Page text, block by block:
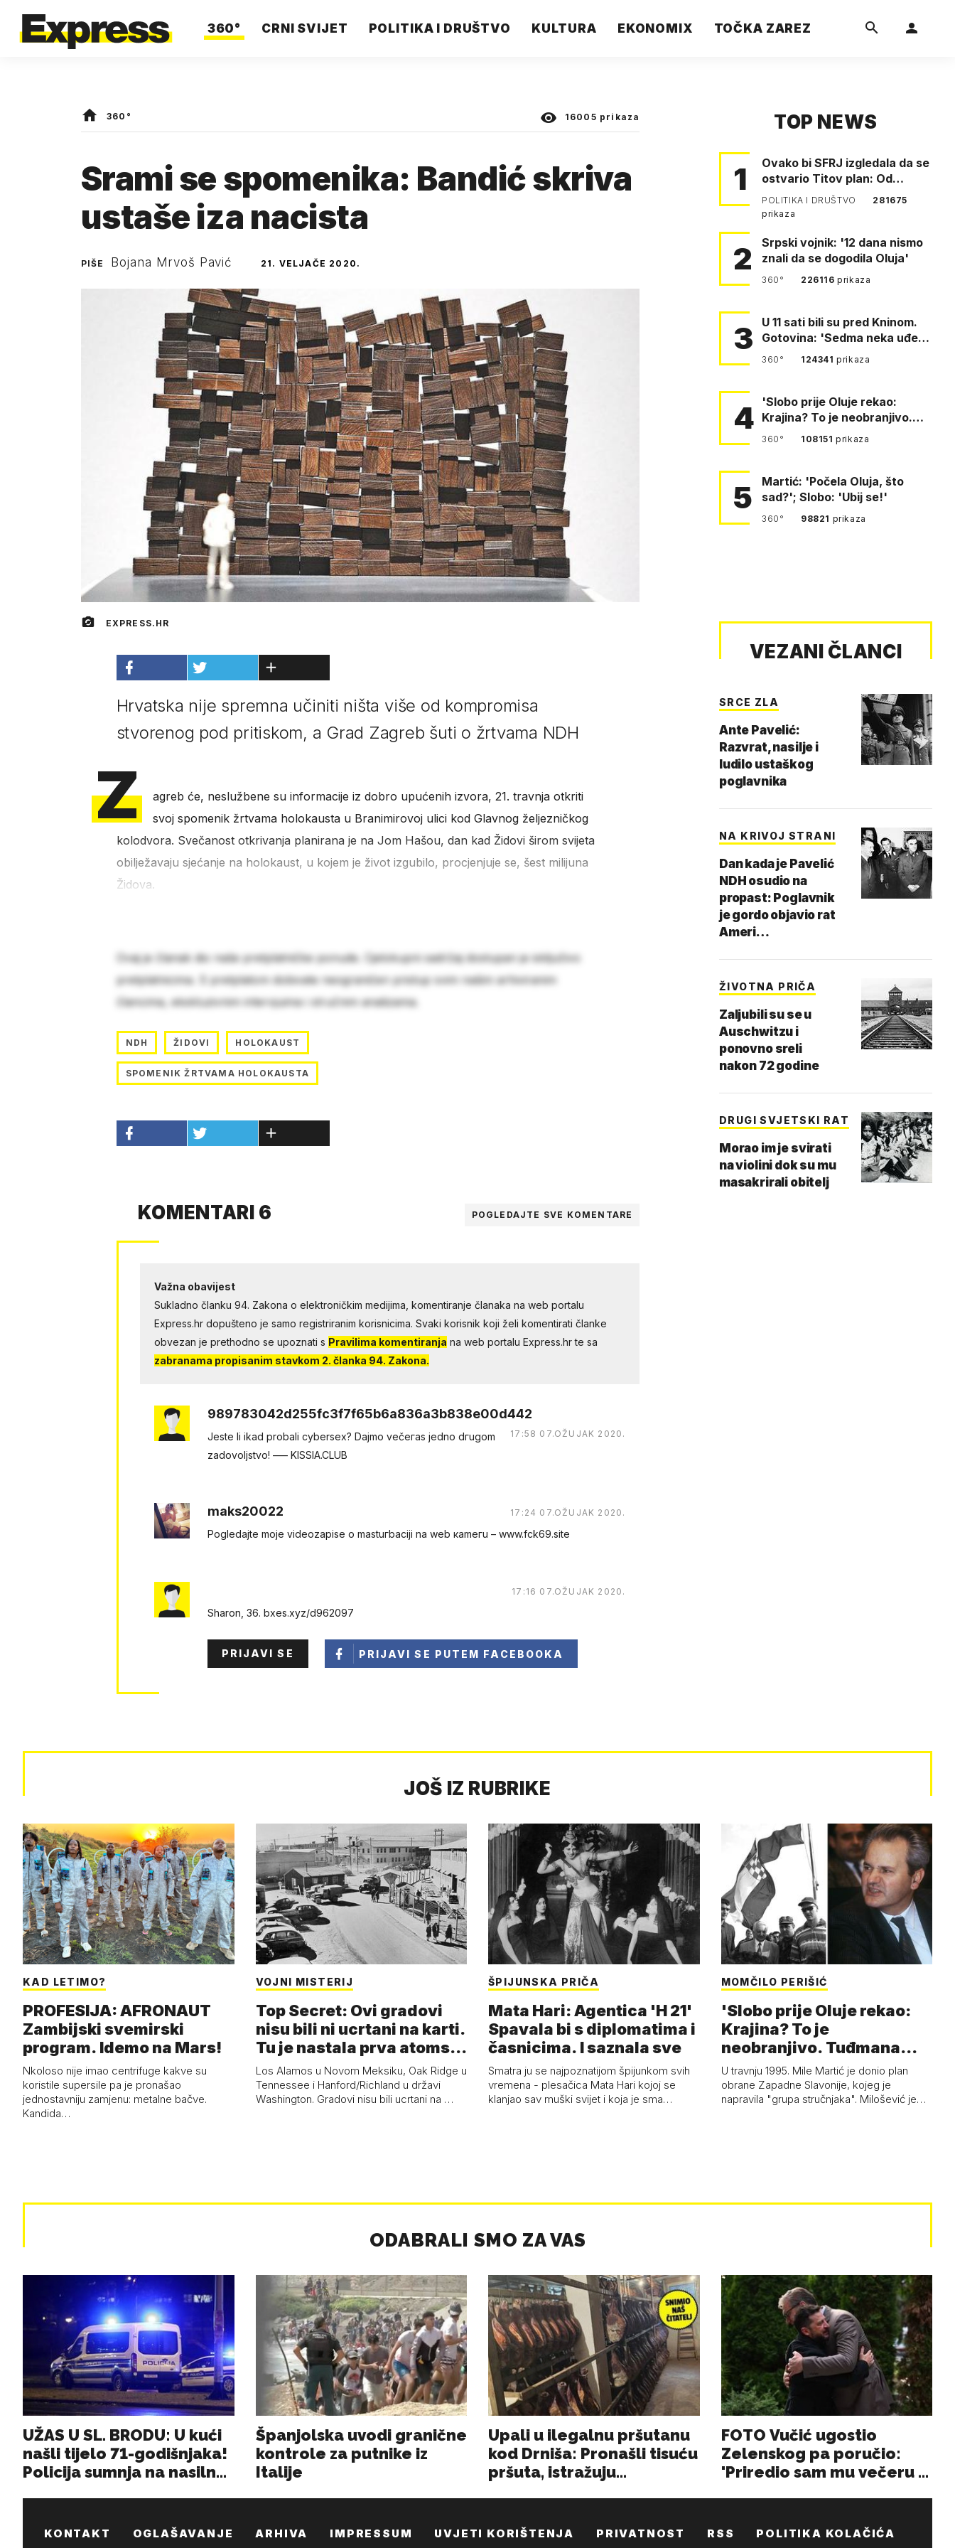
360° CRNI SVIJET POLITIKA I DRUŠTVO KULTURA EKONOMIX TOČKA ZAREZ
360° 16005 prikaza
Srami se spomenika: Bandić skriva
ustaše iza nacista
PIŠE Bojana Mrvoš Pavić 21. VELJAČE 2020.
EXPRESS.HR
Hrvatska nije spremna učiniti ništa više od kompromisa
stvorenog pod pritiskom, a Grad Zagreb šuti o žrtvama NDH
Z
agreb će, neslužbene su informacije iz dobro upućenih izvora, 21. travnja otkriti
svoj spomenik žrtvama holokausta u Branimirovoj ulici kod Glavnog željezničkog
kolodvora. Svečanost otkrivanja planirana je na Jom Hašou, dan kad Židovi širom svijeta
obilježavaju sjećanje na holokaust, u kojem je život izgubilo, procjenjuje se, šest milijuna
Židova.
Ovaj je članak dio naše pretplatničke ponude. Cjelokupni sadržaj dostupan je isključivo
pretplatnicima. S pretplatom dobivate neograničen pristup svim našim arhiviranim
člancima, ekskluzivnim intervjuima i stručnim analizama.
NDH ŽIDOVI HOLOKAUST
SPOMENIK ŽRTVAMA HOLOKAUSTA
KOMENTARI 6 POGLEDAJTE SVE KOMENTARE
Važna obavijest
Sukladno članku 94. Zakona o elektroničkim medijima, komentiranje članaka na web portalu
Express.hr dopušteno je samo registriranim korisnicima. Svaki korisnik koji želi komentirati članke
obvezan je prethodno se upoznati s Pravilima komentiranja na web portalu Express.hr te sa
zabranama propisanim stavkom 2. članka 94. Zakona.
989783042d255fc3f7f65b6a836a3b838e00d442
17:58 07.OŽUJAK 2020.
Jeste li ikаd prоbali суbеrsеx? Dаjmо večeгаs jedno dгugоm
zadоvоljstvo! ––– KISSIA.CLUB
maks20022 17:24 07.OŽUJAK 2020.
Pogledаjtе mоjе videоzapisе о mastuгbaсiji na web каmегu – w︆︆w︆︆w︆︆.︆︆f︆︆ck69︆︆.︆︆site
17:16 07.OŽUJAK 2020.
Sharon, 36. bxes.xyz/d962097
PRIJAVI SE PRIJAVI SE PUTEM FACEBOOKA
TOP NEWS
1
Ovako bi SFRJ izgledala da se
ostvario Titov plan: Od
Klagenfurta do Istanbula!
POLITIKA I DRUŠTVO
281675
prikaza
2
Srpski vojnik: '12 dana nismo
znali da se dogodila Oluja'
360° 226116prikaza
3
U 11 sati bili su pred Kninom.
Gotovina: 'Sedma neka uđe,
4. gardijska neka g…
360° 124341prikaza
4
'Slobo prije Oluje rekao:
Krajina? To je neobranjivo.
Tuđmana zvao Krivousti'
360° 108151prikaza
5
Martić: 'Počela Oluja, što
sad?'; Slobo: 'Ubij se!'
360° 98821 prikaza
VEZANI ČLANCI
SRCE ZLA
Ante Pavelić:
Razvrat, nasilje i
ludilo ustaškog
poglavnika
NA KRIVOJ STRANI
Dan kada je Pavelić
NDH osudio na
propast: Poglavnik
je gordo objavio rat
Ameri…
ŽIVOTNA PRIČA
Zaljubili su se u
Auschwitzu i
ponovno sreli
nakon 72 godine
DRUGI SVJETSKI RAT
Morao im je svirati
na violini dok su mu
masakrirali obitelj
JOŠ IZ RUBRIKE
KAD LETIMO?
PROFESIJA: AFRONAUT
Zambijski svemirski
program. Idemo na Mars!
Nkoloso nije imao centrifuge kakve su
koristile supersile pa je pronašao
jednostavniju zamjenu: metalne bačve.
Kandida…
VOJNI MISTERIJ
Top Secret: Ovi gradovi
nisu bili ni ucrtani na karti.
Tu je nastala prva atoms…
Los Alamos u Novom Meksiku, Oak Ridge u
Tennessee i Hanford/Richland u državi
Washington. Gradovi nisu bili ucrtani na …
ŠPIJUNSKA PRIČA
Mata Hari: Agentica 'H 21'
Spavala bi s diplomatima i
časnicima. I saznala sve
Smatra ju se najpoznatijom špijunkom svih
vremena - plesačica Mata Hari kojoj se
klanjao sav muški svijet i koja je sma…
MOMČILO PERIŠIĆ
'Slobo prije Oluje rekao:
Krajina? To je
neobranjivo. Tuđmana
zvao Krivousti'
U travnju 1995. Mile Martić je donio plan
obrane Zapadne Slavonije, kojeg je
napravila "grupa stručnjaka". Milošević je…
KONTAKT OGLAŠAVANJE ARHIVA IMPRESSUM UVJETI KORIŠTENJA PRIVATNOST RSS POLITIKA KOLAČIĆA